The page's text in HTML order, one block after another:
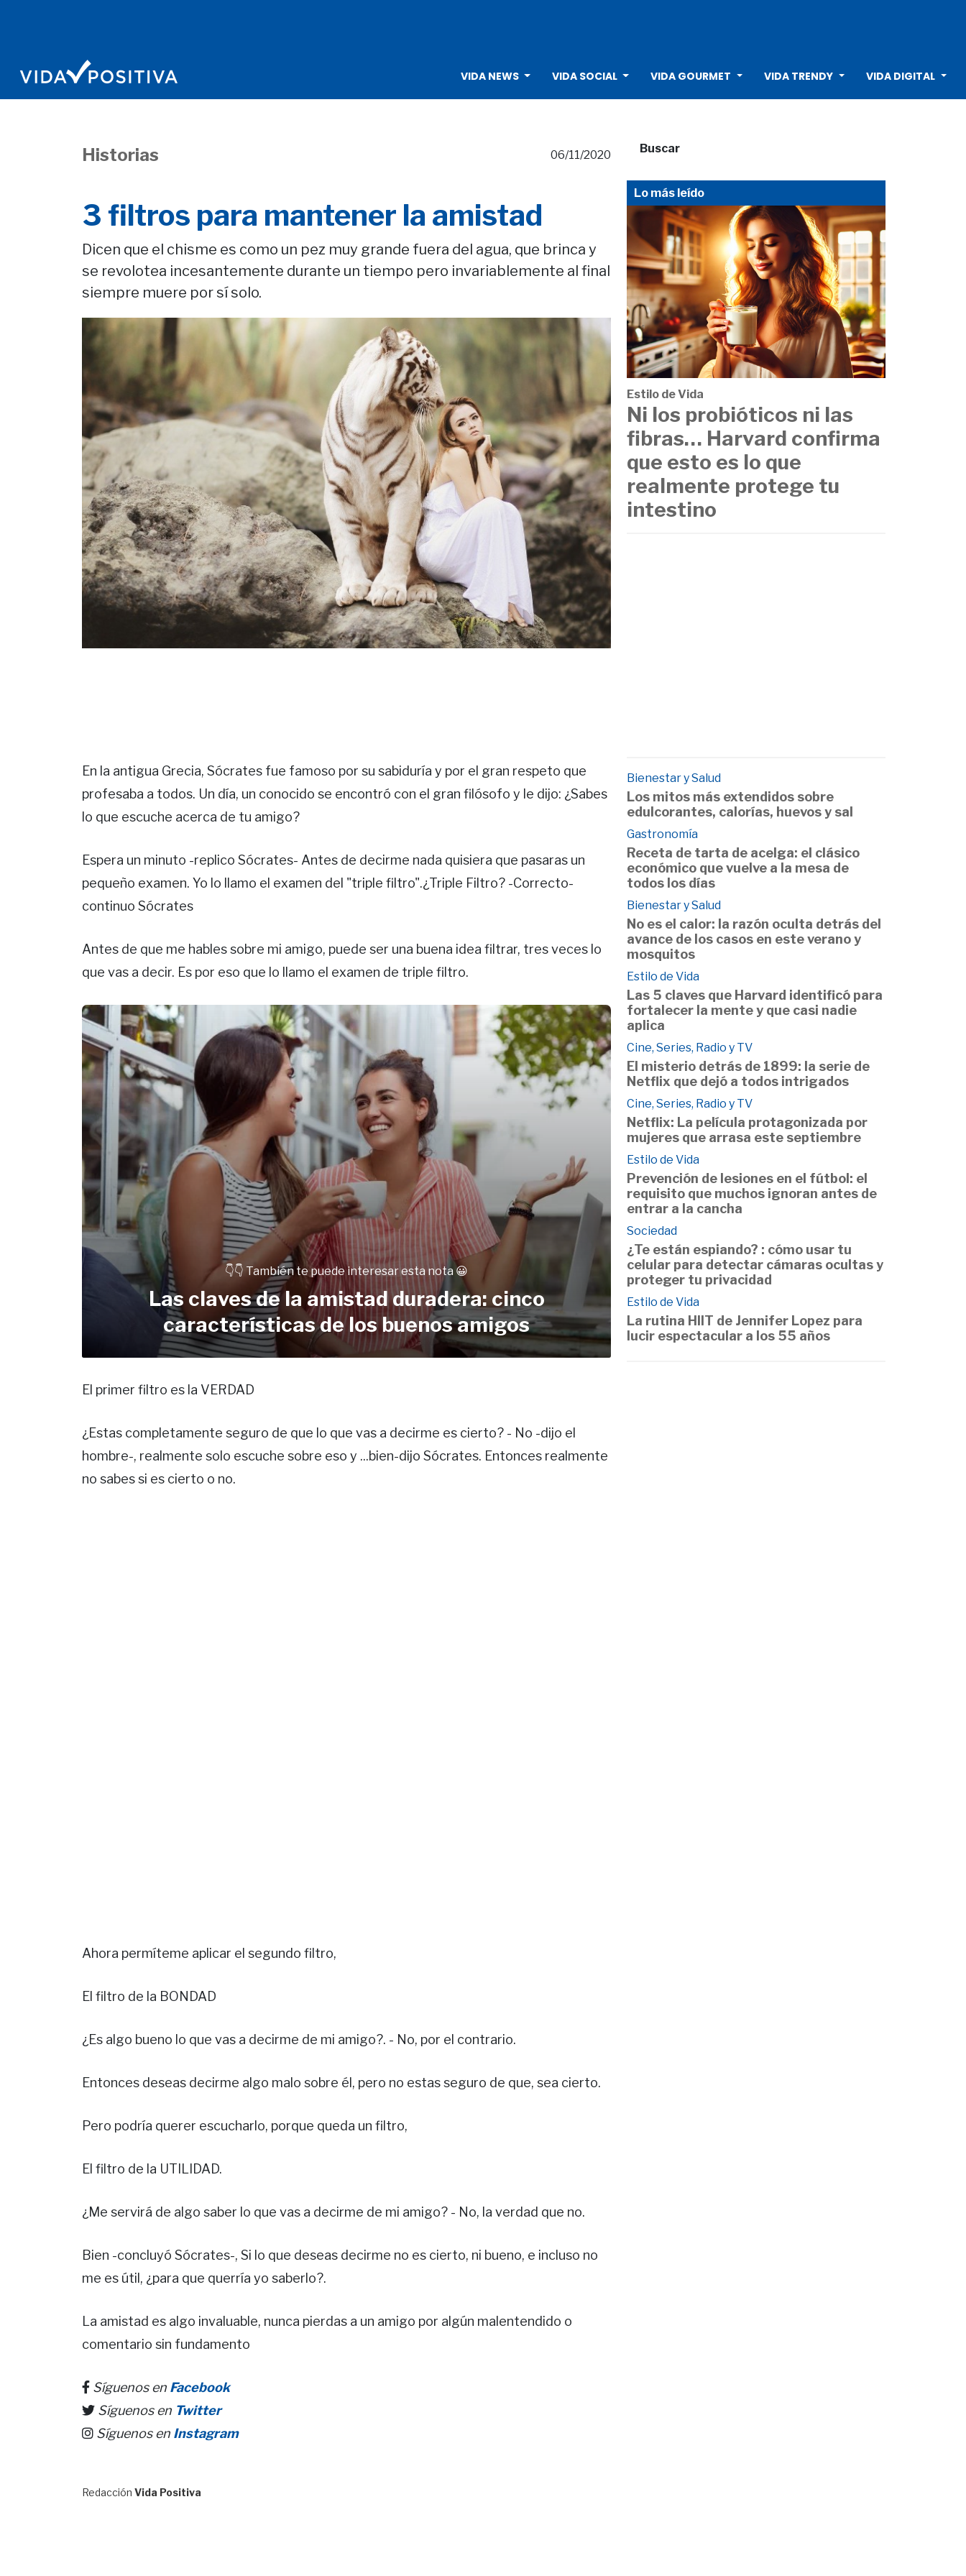
VIDA NEWS VIDA SOCIAL VIDA GOURMET VIDA TRENDY VIDA DIGITAL
Historias 06/11/2020
3 filtros para mantener la amistad
Dicen que el chisme es como un pez muy grande fuera del agua, que brinca y
se revolotea incesantemente durante un tiempo pero invariablemente al final
siempre muere por sí solo.
En la antigua Grecia, Sócrates fue famoso por su sabiduría y por el gran respeto que
profesaba a todos. Un día, un conocido se encontró con el gran filósofo y le dijo: ¿Sabes
lo que escuche acerca de tu amigo?
Espera un minuto -replico Sócrates- Antes de decirme nada quisiera que pasaras un
pequeño examen. Yo lo llamo el examen del "triple filtro".¿Triple Filtro? -Correcto-
continuo Sócrates
Antes de que me hables sobre mi amigo, puede ser una buena idea filtrar, tres veces lo
que vas a decir. Es por eso que lo llamo el examen de triple filtro.
👇👇 También te puede interesar esta nota 😀
Las claves de la amistad duradera: cinco
características de los buenos amigos
El primer filtro es la VERDAD
¿Estas completamente seguro de que lo que vas a decirme es cierto? - No -dijo el
hombre-, realmente solo escuche sobre eso y ...bien-dijo Sócrates. Entonces realmente
no sabes si es cierto o no.
Ahora permíteme aplicar el segundo filtro,
El filtro de la BONDAD
¿Es algo bueno lo que vas a decirme de mi amigo?. - No, por el contrario.
Entonces deseas decirme algo malo sobre él, pero no estas seguro de que, sea cierto.
Pero podría querer escucharlo, porque queda un filtro,
El filtro de la UTILIDAD.
¿Me servirá de algo saber lo que vas a decirme de mi amigo? - No, la verdad que no.
Bien -concluyó Sócrates-, Si lo que deseas decirme no es cierto, ni bueno, e incluso no
me es útil, ¿para que querría yo saberlo?.
La amistad es algo invaluable, nunca pierdas a un amigo por algún malentendido o
comentario sin fundamento
Síguenos en Facebook
Síguenos en Twitter
Síguenos en Instagram
Redacción Vida Positiva
Buscar
Lo más leído
Estilo de Vida
Ni los probióticos ni las
fibras… Harvard confirma
que esto es lo que
realmente protege tu
intestino
Bienestar y Salud
Los mitos más extendidos sobre
edulcorantes, calorías, huevos y sal
Gastronomía
Receta de tarta de acelga: el clásico
económico que vuelve a la mesa de
todos los días
Bienestar y Salud
No es el calor: la razón oculta detrás del
avance de los casos en este verano y
mosquitos
Estilo de Vida
Las 5 claves que Harvard identificó para
fortalecer la mente y que casi nadie
aplica
Cine, Series, Radio y TV
El misterio detrás de 1899: la serie de
Netflix que dejó a todos intrigados
Cine, Series, Radio y TV
Netflix: La película protagonizada por
mujeres que arrasa este septiembre
Estilo de Vida
Prevención de lesiones en el fútbol: el
requisito que muchos ignoran antes de
entrar a la cancha
Sociedad
¿Te están espiando? : cómo usar tu
celular para detectar cámaras ocultas y
proteger tu privacidad
Estilo de Vida
La rutina HIIT de Jennifer Lopez para
lucir espectacular a los 55 años